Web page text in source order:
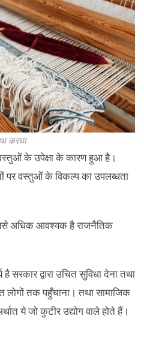
करघा
वस्तुओं के उपेक्षा के कारण हुआ है।
पर वस्तुओं के विकल्प का उपलब्धता
अधिक आवश्यक है राजनैतिक
सरकार द्वारा उचित सुविधा देना तथा
लोगों तक पहुँचाना। तथा सामाजिक
ये जो कुटीर उद्योग वाले होते हैं।